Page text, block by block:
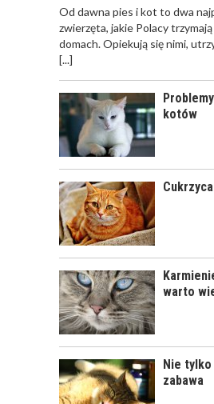
OPIEKA NAD
PODCZAS
DOMU
KLESZCZE U
ZATRUCIA U
Od dawna pies i kot to dwa
zwierzęta, jakie Polacy
domach. Opiekują się nimi,
[...]
kotów
warto
Nie
zabawa